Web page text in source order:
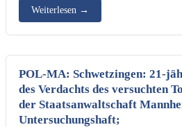
Weiterlesen →
POL-MA: Schwetzingen: 21-
des Verdachts des versuchten
der Staatsanwaltschaft
Untersuchungshaft;